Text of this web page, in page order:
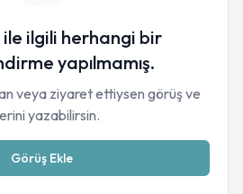
ile ilgili herhangi bir
yapılmamış.
veya ziyaret ettiysen görüş ve
yazabilirsin.
Görüş Ekle